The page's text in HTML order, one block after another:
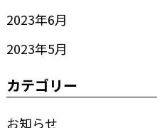
2023年6月
2023年5月
カテゴリー
お知らせ